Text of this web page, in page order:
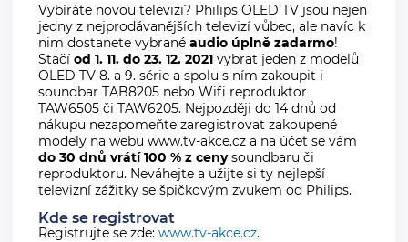
Vybíráte novou televizi? Philips OLED TV jsou nejen
jedny z nejprodávanějších televizí vůbec, ale navíc k
nim dostanete vybrané audio úplně zadarmo!
Stačí od 1. 11. do 23. 12. 2021 vybrat jeden z modelů
OLED TV 8. a 9. série a spolu s ním zakoupit i
soundbar TAB8205 nebo Wifi reproduktor
TAW6505 či TAW6205. Nejpozději do 14 dnů od
nákupu nezapomeňte zaregistrovat zakoupené
modely na webu www.tv-akce.cz a na účet se vám
do 30 dnů vrátí 100 % z cenysoundbaru či
reproduktoru. Neváhejte a užijte si ty nejlepší
televizní zážitky se špičkovým zvukem od Philips.
Kde se registrovat
Registrujte se zde: www.tv-akce.cz.